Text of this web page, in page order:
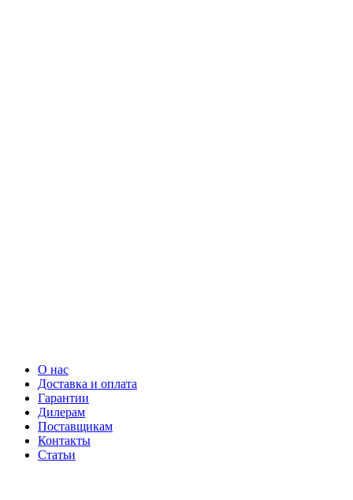
О нас
Доставка и оплата
Гарантии
Дилерам
Поставщикам
Контакты
Статьи